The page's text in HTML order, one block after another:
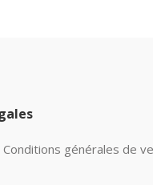
Conditions générales de